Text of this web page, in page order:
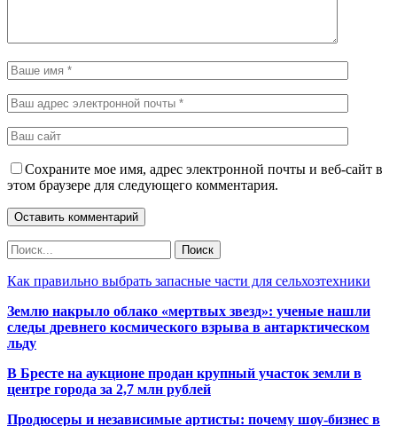
Сохраните мое имя, адрес электронной почты и веб-сайт в
этом браузере для следующего комментария.
Как правильно выбрать запасные части для сельхозтехники
Землю накрыло облако «мертвых звезд»: ученые нашли
следы древнего космического взрыва в антарктическом
льду
В Бресте на аукционе продан крупный участок земли в
центре города за 2,7 млн рублей
Продюсеры и независимые артисты: почему шоу-бизнес в